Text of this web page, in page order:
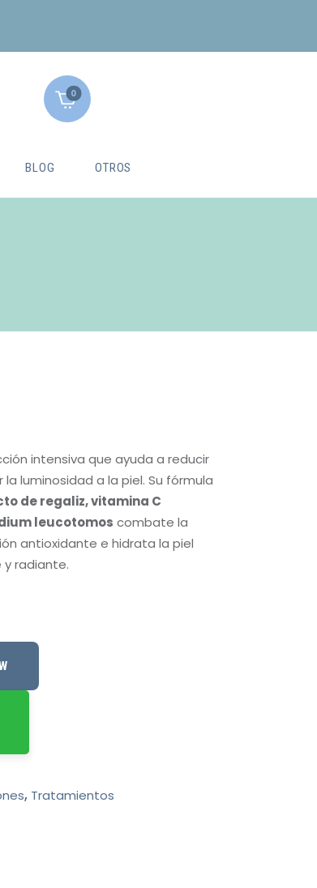
0
BLOG OTROS
intensiva que ayuda a reducir
luminosidad a la piel. Su fórmula
de regaliz, vitamina C
leucotomos combate la
antioxidante e hidrata la piel
y radiante.
, Tratamientos